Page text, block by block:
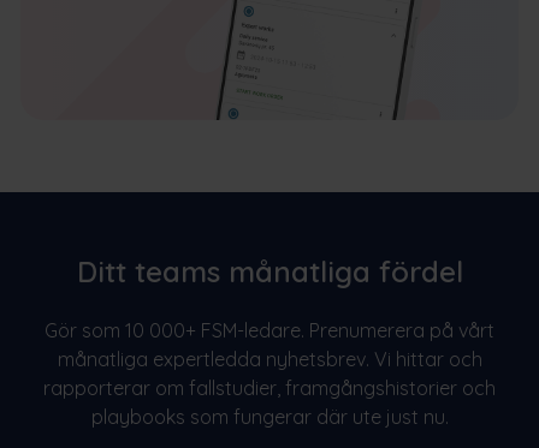
Ditt teams månatliga fördel
Gör som 10 000+ FSM-ledare. Prenumerera på vårt
månatliga expertledda nyhetsbrev. Vi hittar och
rapporterar om fallstudier, framgångshistorier och
playbooks som fungerar där ute just nu.